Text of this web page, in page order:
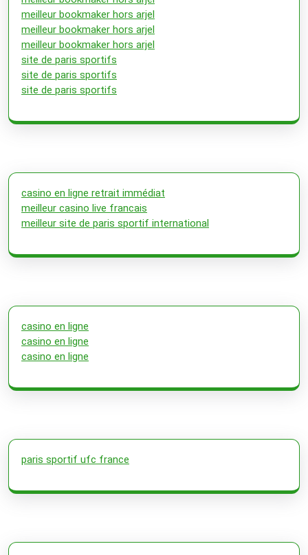
meilleur bookmaker hors arjel
meilleur bookmaker hors arjel
meilleur bookmaker hors arjel
site de paris sportifs
site de paris sportifs
site de paris sportifs
casino en ligne retrait immédiat
meilleur casino live francais
meilleur site de paris sportif international
casino en ligne
casino en ligne
casino en ligne
paris sportif ufc france